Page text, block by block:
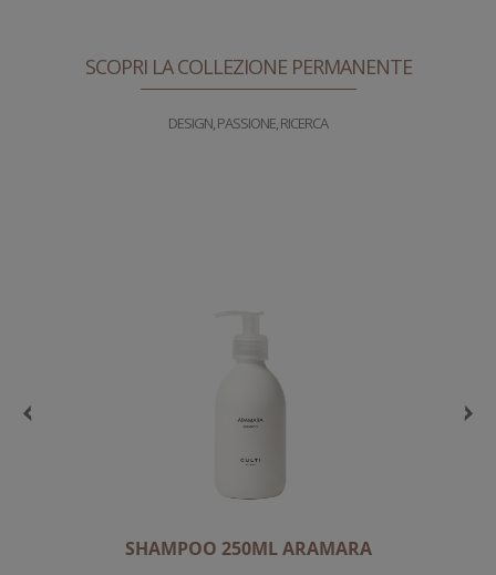
SCOPRI LA COLLEZIONE PERMANENTE
DESIGN, PASSIONE, RICERCA
SHAMPOO 250ML ARAMARA